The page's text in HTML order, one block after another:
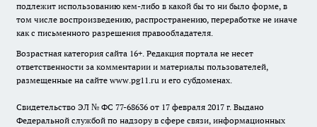
подлежит использованию кем-либо в какой бы то ни было форме, в
том числе воспроизведению, распространению, переработке не иначе
как с письменного разрешения правообладателя.
Возрастная категория сайта 16+. Редакция портала не несет
ответственности за комментарии и материалы пользователей,
размещенные на сайте www.pg11.ru и его субдоменах.
Свидетельство ЭЛ № ФС 77-68636 от 17 февраля 2017 г. Выдано
Федеральной службой по надзору в сфере связи, информационных